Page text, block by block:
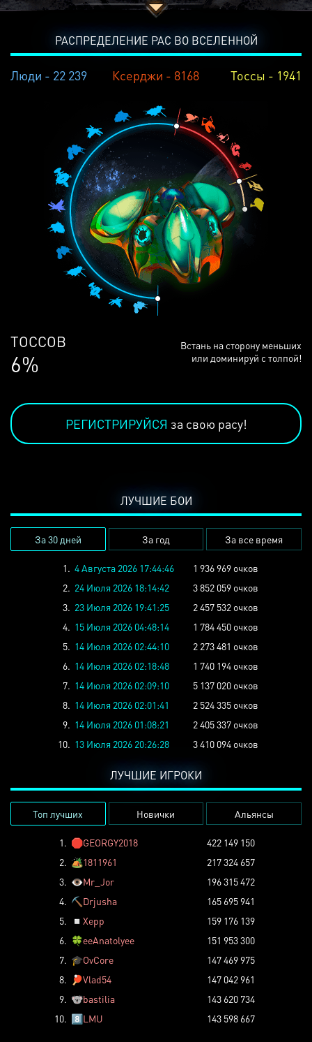
РАСПРЕДЕЛЕНИЕ РАС ВО ВСЕЛЕННОЙ
Люди - 22 239 Ксерджи - 8168 Тоссы - 1941
ЛЮДЕЙ
68%
Встань на сторону меньших
или доминируй с толпой!
РЕГИСТРИРУЙСЯ за свою расу!
ЛУЧШИЕ БОИ
За 30 дней За год За все время
1. 4 Августа 2026 17:44:46
1 936 969 очков
2. 24 Июля 2026 18:14:42
3 852 059 очков
3. 23 Июля 2026 19:41:25
2 457 532 очков
4. 15 Июля 2026 04:48:14
1 784 450 очков
5. 14 Июля 2026 02:44:10
2 273 481 очков
6. 14 Июля 2026 02:18:48
1 740 194 очков
7. 14 Июля 2026 02:09:10
5 137 020 очков
8. 14 Июля 2026 02:01:41
2 524 335 очков
9. 14 Июля 2026 01:08:21
2 405 337 очков
10. 13 Июля 2026 20:26:28 3 410 094 очков
ЛУЧШИЕ ИГРОКИ
Топ лучших Новички Альянсы
1. 🛑GEORGY2018
422 149 150
2. 🏕️1811961
217 324 657
3. 👁️Mr_Jor
196 315 472
4. ⛏️ Drjusha
165 695 941
5.
◽ Xepp
159 176 139
6. 🍀eeAnatolyee
151 953 300
7. 🎓OvCore
147 469 975
8.
🏓Vlad54
147 042 961
9. 🐨bastilia
143 620 734
10. 8️⃣LMU 143 598 667